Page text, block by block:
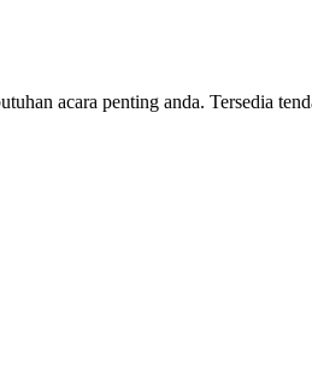
acara penting anda. Tersedia